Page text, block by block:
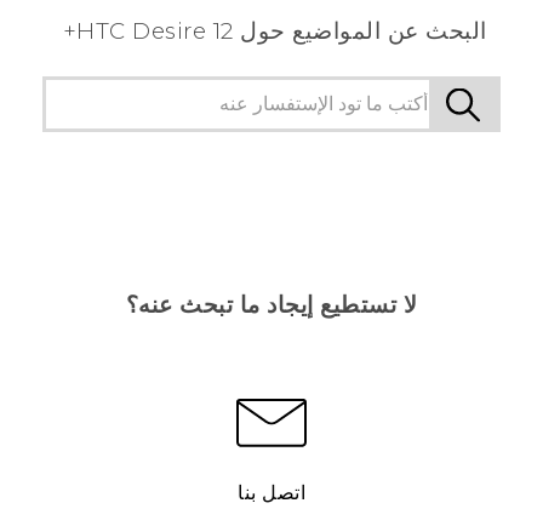
البحث عن المواضيع حول HTC Desire 12+
لا تستطيع إيجاد ما تبحث عنه؟
اتصل بنا